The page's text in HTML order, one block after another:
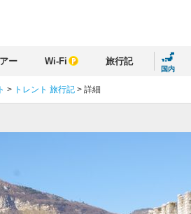
ー Wi-Fi 旅行記
国内
> トレント 旅行記 > 詳細